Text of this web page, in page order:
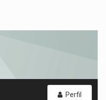
Perfil